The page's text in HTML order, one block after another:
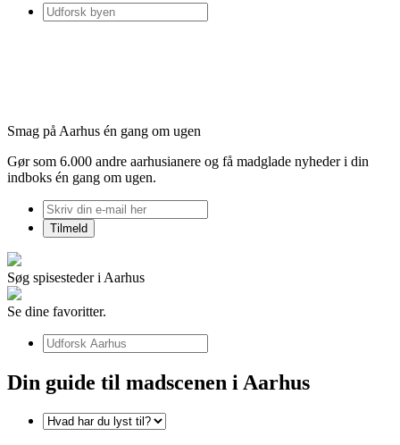
Smag på Aarhus én gang om ugen
Gør som 6.000 andre aarhusianere og få madglade nyheder i din
indboks én gang om ugen.
Søg spisesteder i Aarhus
Se dine favoritter.
Din guide til madscenen i Aarhus